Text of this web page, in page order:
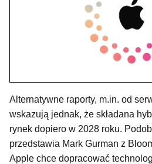
Alternatywne raporty, m.in. od
wskazują jednak, że składana
rynek dopiero w 2028 roku.
przedstawia Mark Gurman z
Apple chce dopracować